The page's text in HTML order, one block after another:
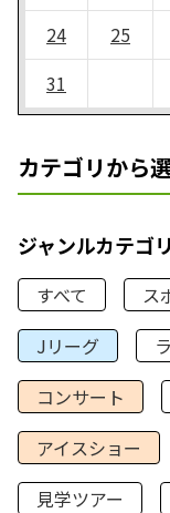
24
25
31
カテゴリから
ジャンルカテゴリ
すべて ス
Jリーグ
コンサート
アイスショー
見学ツアー